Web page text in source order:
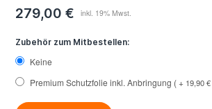
279,00 €
Zubehör zum Mitbestellen:
Keine
Premium Schutzfolie inkl. Anbringung
+ 19,90 €